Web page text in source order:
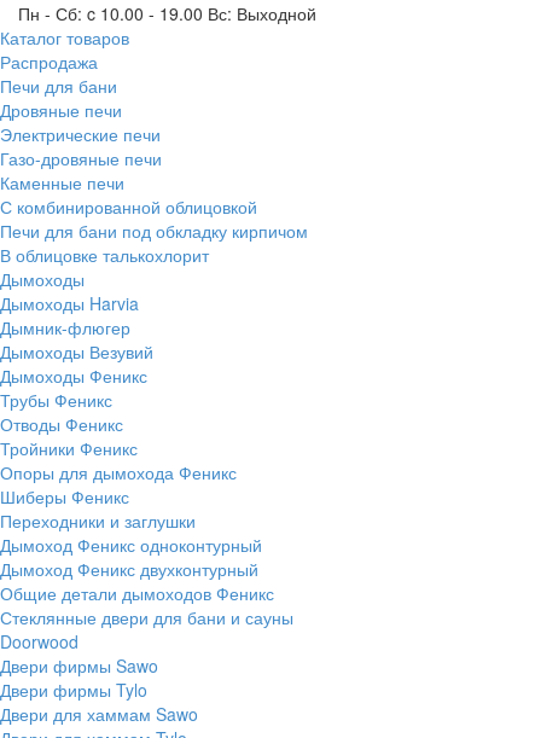
Пн - Сб: c 10.00 - 19.00 Вс: Выходной
Каталог товаров
Распродажа
Печи для бани
Дровяные печи
Электрические печи
Газо-дровяные печи
Каменные печи
С комбинированной облицовкой
Печи для бани под обкладку кирпичом
В облицовке талькохлорит
Дымоходы
Дымоходы Harvia
Дымник-флюгер
Дымоходы Везувий
Дымоходы Феникс
Трубы Феникс
Отводы Феникс
Тройники Феникс
Опоры для дымохода Феникс
Шиберы Феникс
Переходники и заглушки
Дымоход Феникс одноконтурный
Дымоход Феникс двухконтурный
Общие детали дымоходов Феникс
Стеклянные двери для бани и сауны
Doorwood
Двери фирмы Sawo
Двери фирмы Tylo
Двери для хаммам Sawo